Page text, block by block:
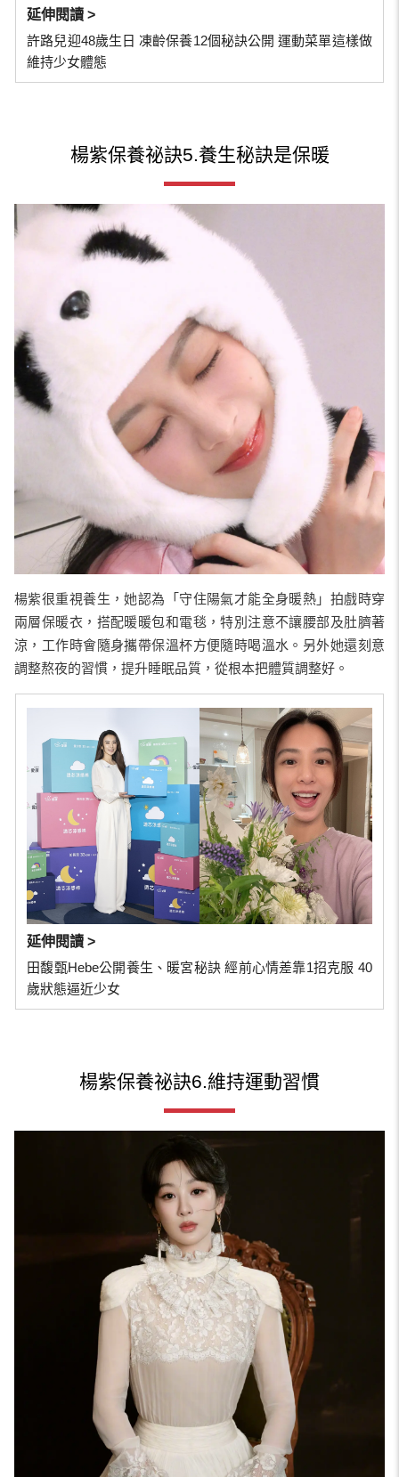
延伸閱讀 >
許路兒迎48歲生日 凍齡保養12個秘訣公開 運動菜單這樣做
維持少女體態
楊紫保養祕訣5.養生秘訣是保暖
楊紫很重視養生，她認為「守住陽氣才能全身暖熱」拍戲時穿
兩層保暖衣，搭配暖暖包和電毯，特別注意不讓腰部及肚臍著
涼，工作時會隨身攜帶保溫杯方便隨時喝溫水。另外她還刻意
調整熬夜的習慣，提升睡眠品質，從根本把體質調整好。
延伸閱讀 >
田馥甄Hebe公開養生、暖宮秘訣 經前心情差靠1招克服 40
歲狀態逼近少女
楊紫保養祕訣6.維持運動習慣